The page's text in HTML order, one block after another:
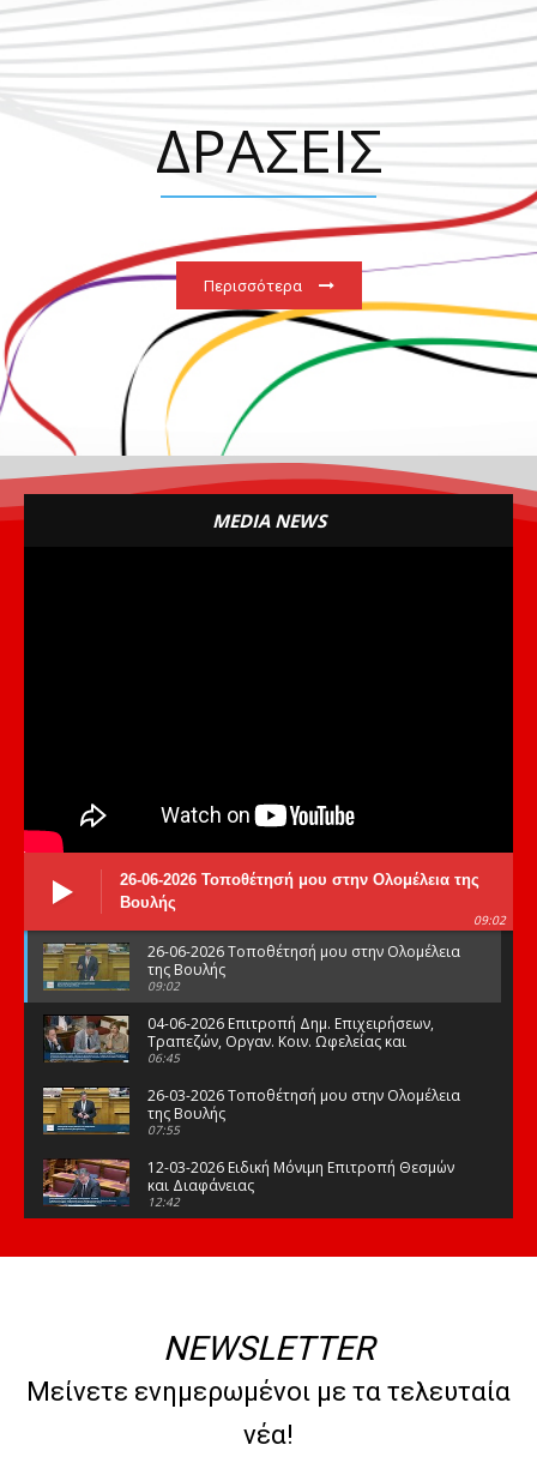
ΔΡΑΣΕΙΣ
Περισσότερα
MEDIA NEWS
26-06-2026 Τοποθέτησή μου στην Ολομέλεια της
Βουλής
09:02
26-06-2026 Τοποθέτησή μου στην Ολομέλεια
της Βουλής
09:02
04-06-2026 Επιτροπή Δημ. Επιχειρήσεων,
Τραπεζών, Οργαν. Κοιν. Ωφελείας και
Φορέων Κοινων. Ασφάλισης
06:45
26-03-2026 Τοποθέτησή μου στην Ολομέλεια
της Βουλής
07:55
12-03-2026 Ειδική Μόνιμη Επιτροπή Θεσμών
και Διαφάνειας
12:42
της Βουλής
08:47
10-02-2026 Διαρκής Επιτροπή Μορφωτικών
Υποθέσεων
NEWSLETTER
Μείνετε ενημερωμένοι με τα τελευταία
νέα!